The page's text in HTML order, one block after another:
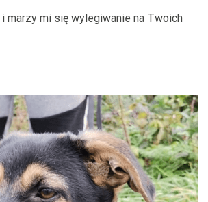
marzy mi się wylegiwanie na Twoich